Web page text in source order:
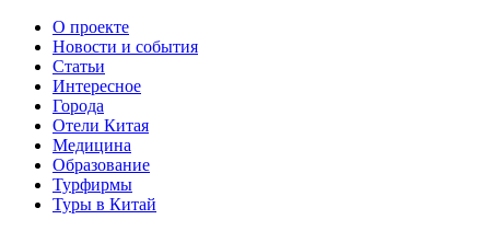
О проекте
Новости и события
Статьи
Интересное
Города
Отели Китая
Медицина
Образование
Турфирмы
Туры в Китай